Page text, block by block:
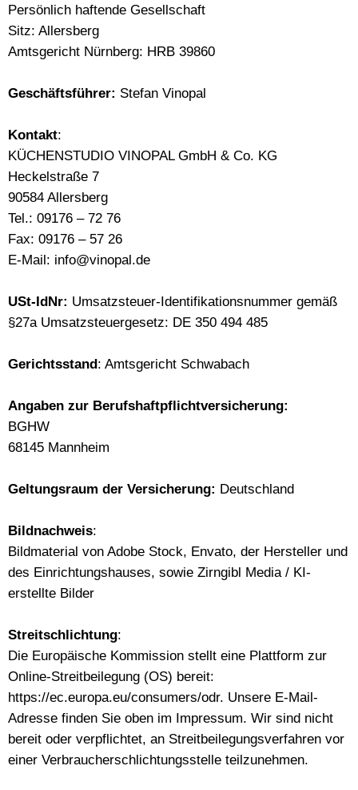
Persönlich haftende Gesellschaft
Sitz: Allersberg
Amtsgericht Nürnberg: HRB 39860
Geschäftsführer: Stefan Vinopal
Kontakt:
KÜCHENSTUDIO VINOPAL GmbH & Co. KG
Heckelstraße 7
90584 Allersberg
Tel.: 09176 – 72 76
Fax: 09176 – 57 26
E-Mail: info@vinopal.de
USt-IdNr: Umsatzsteuer-Identifikationsnummer gemäß
§27a Umsatzsteuergesetz: DE 350 494 485
Gerichtsstand: Amtsgericht Schwabach
Angaben zur Berufshaftpflichtversicherung:
BGHW
68145 Mannheim
Geltungsraum der Versicherung: Deutschland
Bildnachweis:
Bildmaterial von Adobe Stock, Envato, der Hersteller und
des Einrichtungshauses, sowie Zirngibl Media / KI-
erstellte Bilder
Streitschlichtung:
Die Europäische Kommission stellt eine Plattform zur
Online-Streitbeilegung (OS) bereit:
https://ec.europa.eu/consumers/odr. Unsere E-Mail-
Adresse finden Sie oben im Impressum. Wir sind nicht
bereit oder verpflichtet, an Streitbeilegungsverfahren vor
einer Verbraucherschlichtungsstelle teilzunehmen.